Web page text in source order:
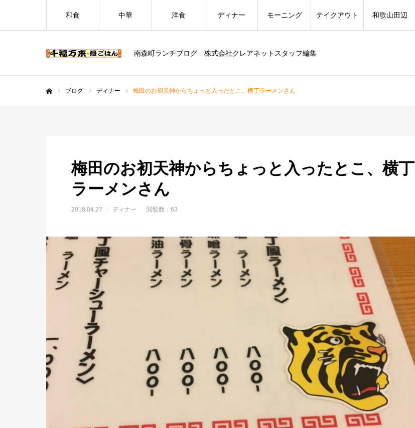
南森町ランチブログ 株式会社クレアネットスタッフ編集
和食 中華 洋食 ディナー モーニング テイクアウト 和歌山田辺
ブログ ディナー 梅田のお初天神からちょっと入ったとこ、横丁ラーメンさん
梅田のお初天神からちょっと入ったとこ、横丁
ラーメンさん
2018.04.27 ディナー 閲覧数：63